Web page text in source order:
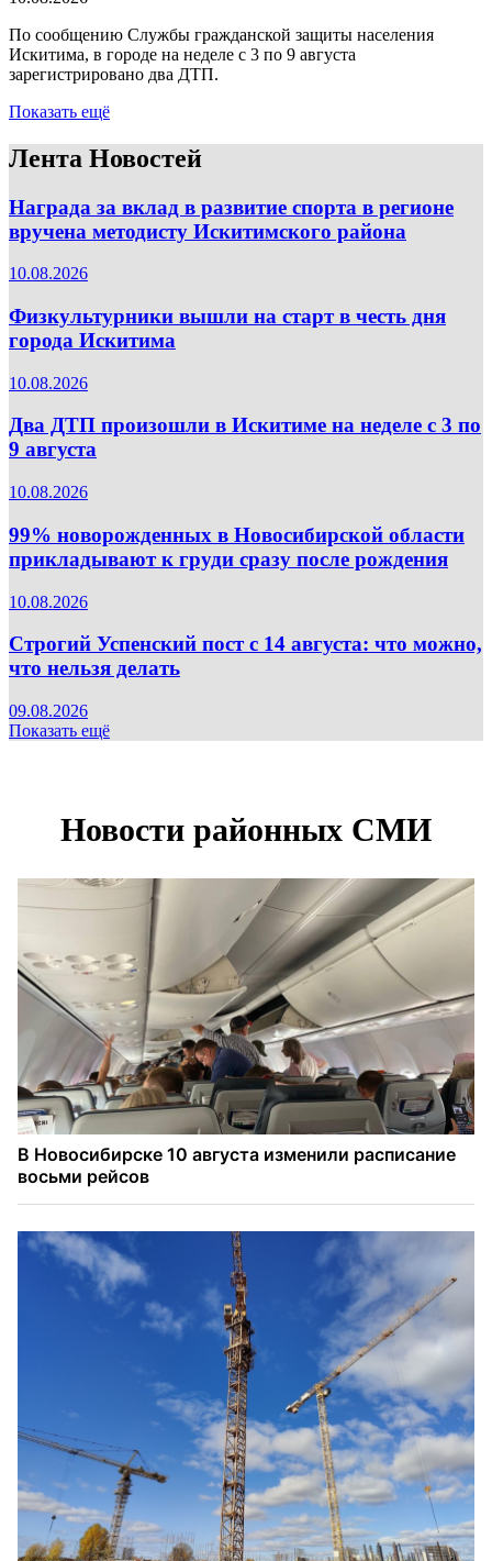
По сообщению Службы гражданской защиты населения
Искитима, в городе на неделе с 3 по 9 августа
зарегистрировано два ДТП.
Показать ещё
Лента Новостей
Награда за вклад в развитие спорта в регионе
вручена методисту Искитимского района
10.08.2026
Физкультурники вышли на старт в честь дня
города Искитима
10.08.2026
Два ДТП произошли в Искитиме на неделе с 3 по
9 августа
10.08.2026
99% новорожденных в Новосибирской области
прикладывают к груди сразу после рождения
10.08.2026
Строгий Успенский пост с 14 августа: что можно,
что нельзя делать
09.08.2026
Показать ещё